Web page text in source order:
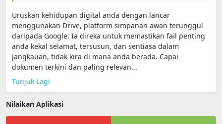
Uruskan kehidupan digital anda dengan lancar
menggunakan Drive, platform simpanan awan terunggul
daripada Google. Ia direka untuk memastikan fail penting
anda kekal selamat, tersusun, dan sentiasa dalam
jangkauan, tidak kira di mana anda berada. Capai
dokumen terkini dan paling relevan...
Tunjuk Lagi
Nilaikan Aplikasi